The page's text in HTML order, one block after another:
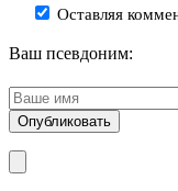
Оставляя
Ваш псевдоним: